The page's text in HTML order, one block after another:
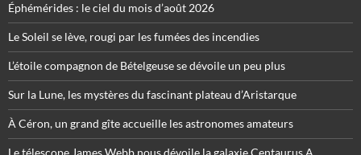
Éphémérides : le ciel du mois d’août 2026
Le Soleil se lève, rougi par les fumées des incendies
L’étoile compagnon de Bételgeuse se dévoile un peu plus
Sur la Lune, les mystères du fascinant plateau d’Aristarque
À Céron, un grand gîte accueille les astronomes amateurs
Le télescope James Webb nous dévoile la galaxie Centaurus A